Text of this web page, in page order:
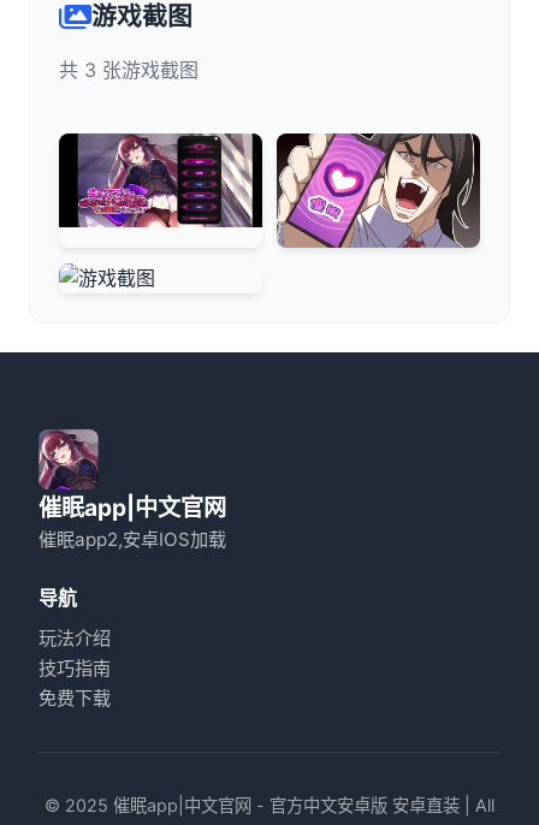
游戏截图
共 3 张游戏截图
催眠app|中文官网
催眠app2,安卓IOS加载
导航
玩法介绍
技巧指南
免费下载
© 2025 催眠app|中文官网 - 官方中文安卓版 安卓直装 | All